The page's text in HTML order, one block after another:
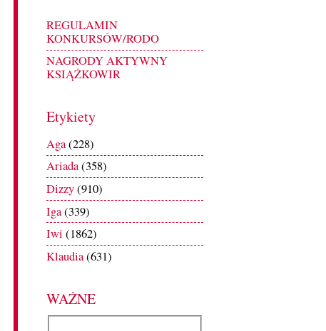
REGULAMIN
KONKURSÓW/RODO
NAGRODY AKTYWNY
KSIĄŻKOWIR
Etykiety
Aga(228)
Ariada(358)
Dizzy(910)
Iga(339)
Iwi (1862)
Klaudia(631)
WAŻNE